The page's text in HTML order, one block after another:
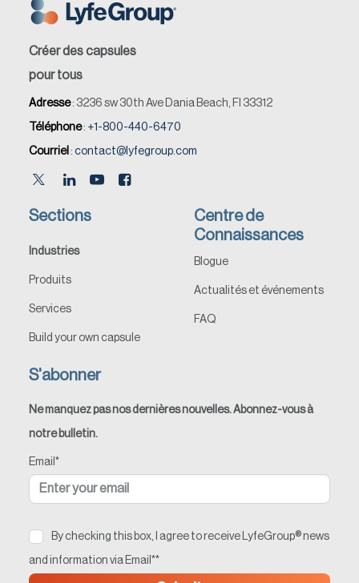
Créer des capsules
pour tous
Adresse: 3236 sw 30th Ave Dania Beach, Fl 33312
Téléphone: +1-800-440-6470
Courriel : contact@lyfegroup.com
Sections
Industries
Produits
Services
Build your own capsule
Centre de
Connaissances
Blogue
Actualités et événements
FAQ
S'abonner
Ne manquez pas nos dernières nouvelles. Abonnez-vous à
notre bulletin.
Email *
By checking this box, I agree to receive LyfeGroup® news
and information via Email**